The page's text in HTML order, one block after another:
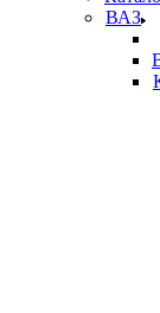
ВАЗ